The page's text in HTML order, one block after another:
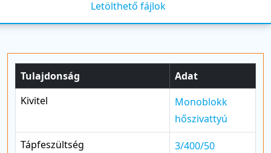
Letölthető fájlok
Tulajdonság
Adat
Kivitel
Monoblokk
hőszivattyú
Tápfeszültség
3/400/50